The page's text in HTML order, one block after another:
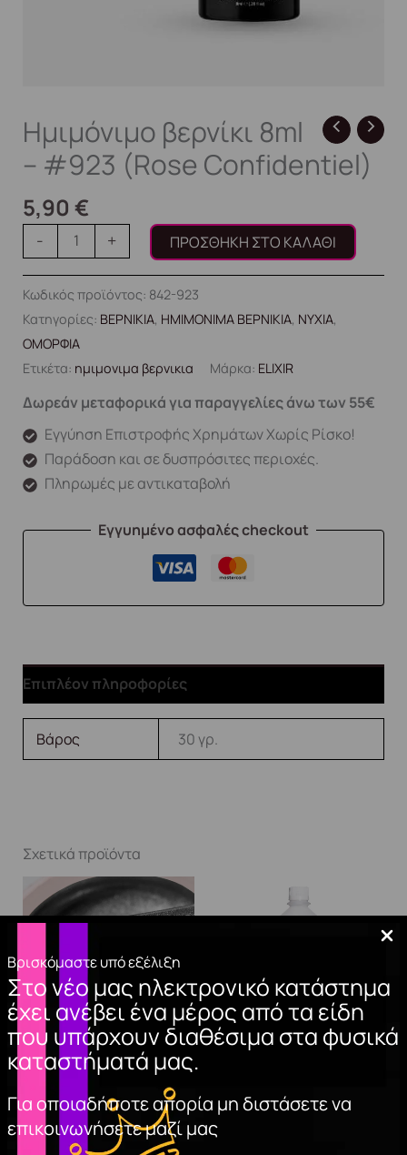
Βρισκόμαστε υπό εξέλιξη
Στο νέο μας ηλεκτρονικό κατάστημα
έχει ανέβει ένα μέρος από τα είδη
που υπάρχουν διαθέσιμα στα φυσικά
καταστήματά μας.
Για οποιαδήποτε απορία μη διστάσετε να
επικοινωνήσετε μαζί μας
Ημιμόνιμο βερνίκι 8ml
– #923 (Rose Confidentiel)
5,90 €
- + ΠΡΟΣΘΉΚΗ ΣΤΟ ΚΑΛΆΘΙ
Κωδικός προϊόντος: 842-923
Κατηγορίες: ΒΕΡΝΙΚΙΑ, ΗΜΙΜΟΝΙΜΑ ΒΕΡΝΙΚΙΑ, ΝΥΧΙΑ,
ΟΜΟΡΦΙΑ
Ετικέτα: ημιμονιμα βερνικια Μάρκα: ELIXIR
Δωρεάν μεταφορικά για παραγγελίες άνω των 55€
Εγγύηση Επιστροφής Χρημάτων Χωρίς Ρίσκο!
Παράδοση και σε δυσπρόσιτες περιοχές.
Πληρωμές με αντικαταβολή
Εγγυημένο ασφαλές checkout
Επιπλέον πληροφορίες
Βάρος 30 γρ.
Σχετικά προϊόντα
METALLIC GEL
SILVER 3.5ml
7,00€
1000ml.